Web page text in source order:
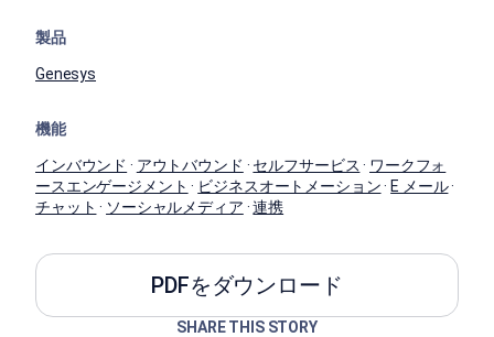
製品
Genesys
機能
インバウンド · アウトバウンド · セルフサービス · ワークフォ
ースエンゲージメント · ビジネスオートメーション· E メール·
チャット · ソーシャルメディア ·連携
PDFをダウンロード
SHARE THIS STORY